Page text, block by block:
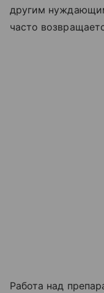
другим
часто
Работа над